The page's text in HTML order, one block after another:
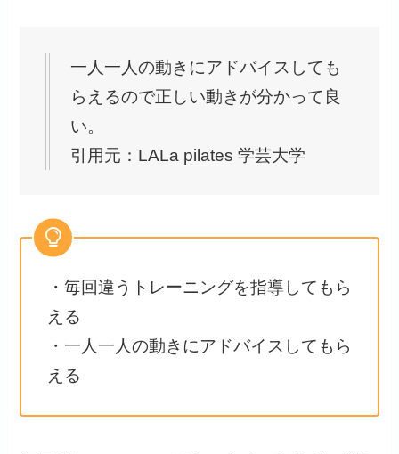
一人一人の動きにアドバイスしても
らえるので正しい動きが分かって良
い。
引用元：LALa pilates 学芸大学
・毎回違うトレーニングを指導してもら
える
・一人一人の動きにアドバイスしてもら
える